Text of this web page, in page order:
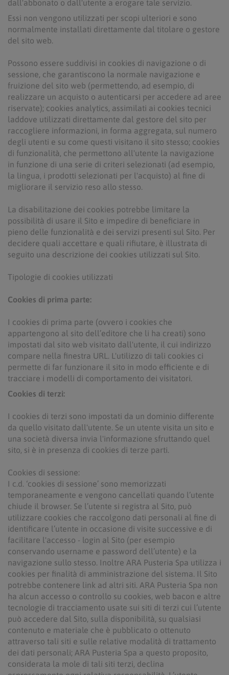
dall'abbonato o dall'utente a erogare tale servizio.
Essi non vengono utilizzati per scopi ulteriori e sono
normalmente installati direttamente dal titolare o gestore
del sito web.
Possono essere suddivisi in cookies di navigazione o di
sessione, che garantiscono la normale navigazione e
fruizione del sito web (permettendo, ad esempio, di
realizzare un acquisto o autenticarsi per accedere ad aree
riservate); cookies analytics, assimilati ai cookies tecnici
laddove utilizzati direttamente dal gestore del sito per
raccogliere informazioni, in forma aggregata, sul numero
degli utenti e su come questi visitano il sito stesso; cookies
di funzionalità, che permettono all'utente la navigazione
in funzione di una serie di criteri selezionati (ad esempio,
la lingua, i prodotti selezionati per l'acquisto) al fine di
migliorare il servizio reso allo stesso.
La disabilitazione dei cookies potrebbe limitare la
possibilità di usare il Sito e impedire di beneficiare in
pieno delle funzionalità e dei servizi presenti sul Sito. Per
decidere quali accettare e quali rifiutare, è illustrata di
seguito una descrizione dei cookies utilizzati sul Sito.
Tipologie di cookies utilizzati
Cookies di prima parte:
I cookies di prima parte (ovvero i cookies che
appartengono al sito dell’editore che li ha creati) sono
impostati dal sito web visitato dall'utente, il cui indirizzo
compare nella finestra URL. L'utilizzo di tali cookies ci
permette di far funzionare il sito in modo efficiente e di
tracciare i modelli di comportamento dei visitatori.
Cookies di terzi:
I cookies di terzi sono impostati da un dominio differente
da quello visitato dall'utente. Se un utente visita un sito e
una società diversa invia l'informazione sfruttando quel
sito, si è in presenza di cookies di terze parti.
Cookies di sessione:
I c.d. ‘cookies di sessione’ sono memorizzati
temporaneamente e vengono cancellati quando l’utente
chiude il browser. Se l’utente si registra al Sito, può
utilizzare cookies che raccolgono dati personali al fine di
identificare l’utente in occasione di visite successive e di
facilitare l'accesso - login al Sito (per esempio
conservando username e password dell’utente) e la
navigazione sullo stesso. Inoltre ARA Pusteria Spa utilizza i
cookies per finalità di amministrazione del sistema. Il Sito
potrebbe contenere link ad altri siti. ARA Pusteria Spa non
ha alcun accesso o controllo su cookies, web bacon e altre
tecnologie di tracciamento usate sui siti di terzi cui l’utente
può accedere dal Sito, sulla disponibilità, su qualsiasi
contenuto e materiale che è pubblicato o ottenuto
attraverso tali siti e sulle relative modalità di trattamento
dei dati personali; ARA Pusteria Spa a questo proposito,
considerata la mole di tali siti terzi, declina